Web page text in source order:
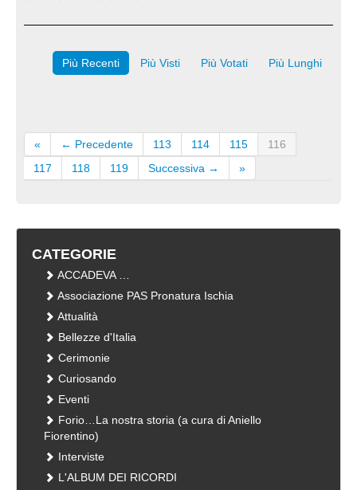
Più Recenti Più Visti Più Votati Più Lunghi
« ← Precedente 113 114 115
116
117
118 119 Successiva → »
CATEGORIE
ACCADEVA …
Associazione PAS Pronatura Ischia
Attualità
Bellezze d'Italia
Cerimonie
Curiosando
Eventi
Forio…La nostra storia (a cura di Aniello
Fiorentino)
Interviste
L'ALBUM DEI RICORDI